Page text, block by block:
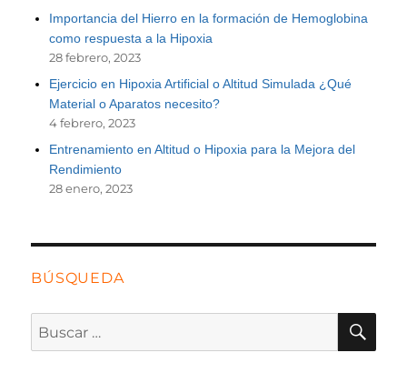
Importancia del Hierro en la formación de Hemoglobina
como respuesta a la Hipoxia
28 febrero, 2023
Ejercicio en Hipoxia Artificial o Altitud Simulada ¿Qué
Material o Aparatos necesito?
4 febrero, 2023
Entrenamiento en Altitud o Hipoxia para la Mejora del
Rendimiento
28 enero, 2023
BÚSQUEDA
Buscar